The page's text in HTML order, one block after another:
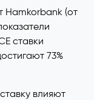
Hamkorbank (от
ставки
73%
влияют